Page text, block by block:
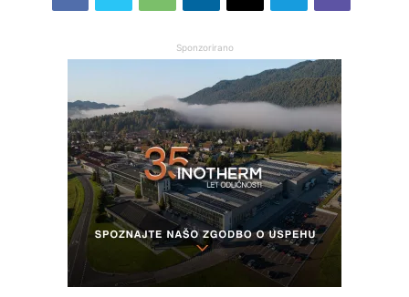
Sponzorirano